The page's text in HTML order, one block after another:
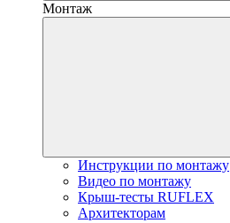
Монтаж
Инструкции по монтажу
Видео по монтажу
Крыш-тесты RUFLEX
Архитекторам